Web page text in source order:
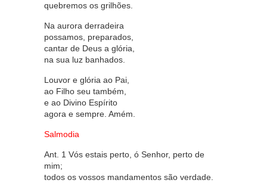
quebremos os grilhões.
Na aurora derradeira
possamos, preparados,
cantar de Deus a glória,
na sua luz banhados.
Louvor e glória ao Pai,
ao Filho seu também,
e ao Divino Espírito
agora e sempre. Amém.
Salmodia
Ant. 1 Vós estais perto, ó Senhor, perto de
mim;
todos os vossos mandamentos são verdade.